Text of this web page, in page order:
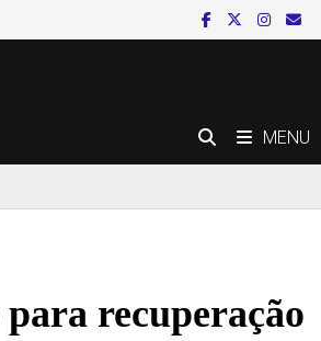
MENU
recuperação